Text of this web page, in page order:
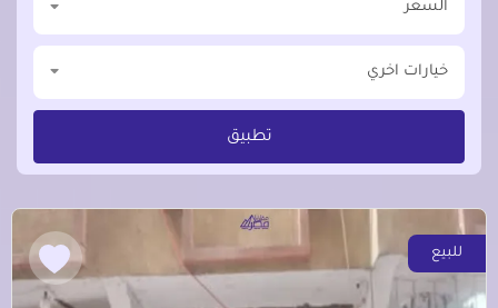
السعر
خيارات اخري
تطبيق
للبيع